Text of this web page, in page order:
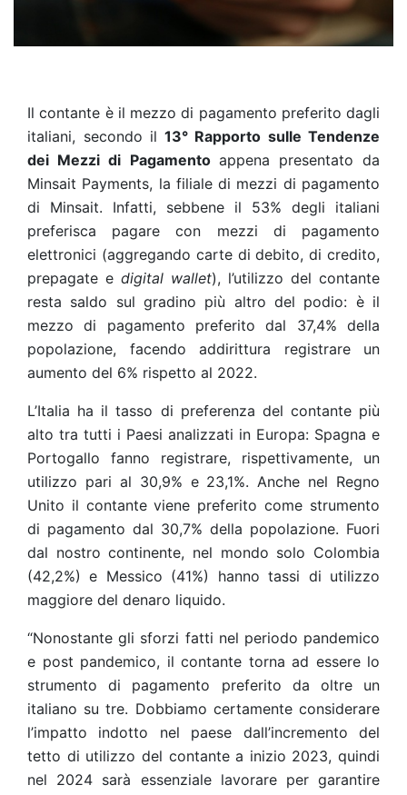
Il contante è il mezzo di pagamento preferito dagli
italiani, secondo il 13° Rapporto sulle Tendenze
dei Mezzi di Pagamento appena presentato da
Minsait Payments, la filiale di mezzi di pagamento
di Minsait. Infatti, sebbene il 53% degli italiani
preferisca pagare con mezzi di pagamento
elettronici (aggregando carte di debito, di credito,
prepagate e digital wallet), l’utilizzo del contante
resta saldo sul gradino più altro del podio: è il
mezzo di pagamento preferito dal 37,4% della
popolazione, facendo addirittura registrare un
aumento del 6% rispetto al 2022.
L’Italia ha il tasso di preferenza del contante più
alto tra tutti i Paesi analizzati in Europa: Spagna e
Portogallo fanno registrare, rispettivamente, un
utilizzo pari al 30,9% e 23,1%. Anche nel Regno
Unito il contante viene preferito come strumento
di pagamento dal 30,7% della popolazione. Fuori
dal nostro continente, nel mondo solo Colombia
(42,2%) e Messico (41%) hanno tassi di utilizzo
maggiore del denaro liquido.
“Nonostante gli sforzi fatti nel periodo pandemico
e post pandemico, il contante torna ad essere lo
strumento di pagamento preferito da oltre un
italiano su tre. Dobbiamo certamente considerare
l’impatto indotto nel paese dall’incremento del
tetto di utilizzo del contante a inizio 2023, quindi
nel 2024 sarà essenziale lavorare per garantire